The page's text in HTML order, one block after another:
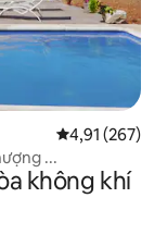
Xếp hạng
4,91 (267)
...
không khí